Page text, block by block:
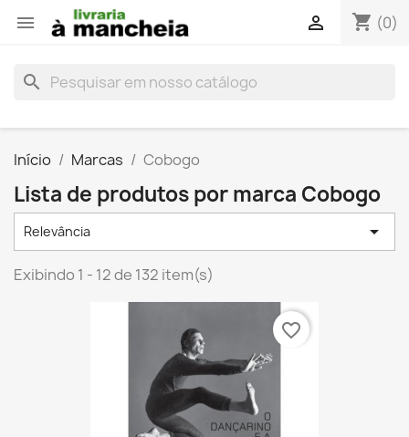
 shopping_cart (0)

search
Início Marcas Cobogo
Lista de produtos por marca Cobogo
Relevância 
Exibindo 1 - 12 de 132 item(s)
favorite_border